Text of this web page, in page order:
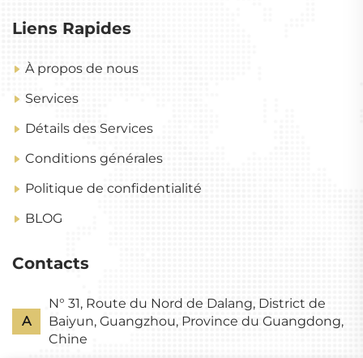
Liens Rapides
À propos de nous
Services
Détails des Services
Conditions générales
Politique de confidentialité
BLOG
Contacts
A
N° 31, Route du Nord de Dalang, District de
Baiyun, Guangzhou, Province du Guangdong,
Chine